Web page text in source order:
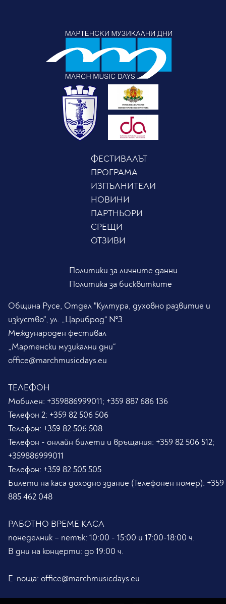
ФЕСТИВАЛЪТ
ПРОГРАМА
ИЗПЪЛНИТЕЛИ
НОВИНИ
ПАРТНЬОРИ
СРЕЩИ
ОТЗИВИ
Политики за личните данни
Политика за бисквитките
Община Русе, Отдел "Култура, духовно развитие и
изкуство", ул. „Цариброд“ №3
Международен фестивал
„Мартенски музикални дни“
office@marchmusicdays.eu
ТЕЛЕФОН
Мобилен: +359886999011; +359 887 686 136
Телефон 2: +359 82 506 506
Телефон: +359 82 506 508
Телефон - онлайн билети и връщания: +359 82 506 512;
+359886999011
Телефон: +359 82 505 505
Билети на каса доходно здание (Телефонен номер): +359
885 462 048
РАБОТНО ВРЕМЕ КАСА
понеделник – петък: 10:00 - 15:00 и 17:00-18:00 ч.
В дни на концерти: до 19:00 ч.
Е-поща: office@marchmusicdays.eu